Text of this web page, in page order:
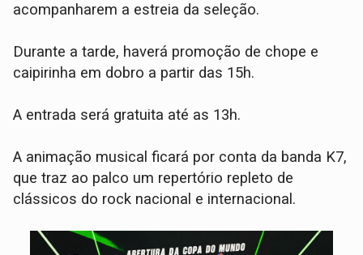
acompanharem a estreia da seleção.
Durante a tarde, haverá promoção de chope e
caipirinha em dobro a partir das 15h.
A entrada será gratuita até as 13h.
A animação musical ficará por conta da banda K7,
que traz ao palco um repertório repleto de
clássicos do rock nacional e internacional.